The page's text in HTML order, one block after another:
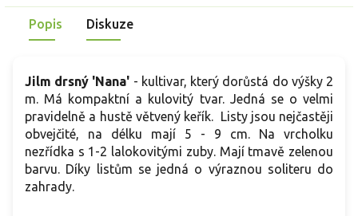
Popis Diskuze
Jilm drsný 'Nana' - kultivar, který dorůstá do výšky 2
m. Má kompaktní a kulovitý tvar. Jedná se o velmi
pravidelně a hustě větvený keřík. Listy jsou nejčastěji
obvejčité, na délku mají 5 - 9 cm. Na vrcholku
nezřídka s 1-2 lalokovitými zuby. Mají tmavě zelenou
barvu. Díky listům se jedná o výraznou soliteru do
zahrady.